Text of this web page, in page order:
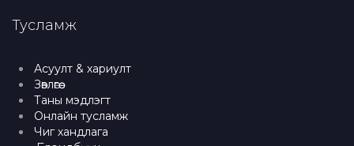
Тусламж
Асуулт & хариулт
Зөвлөгөө
Таны мэдлэгт
Онлайн тусламж
Чиг хандлага